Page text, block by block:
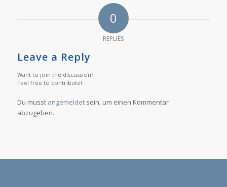
0
REPLIES
Leave a Reply
Want to join the discussion?
Feel free to contribute!
Du musst angemeldetsein, um einen Kommentar
abzugeben.